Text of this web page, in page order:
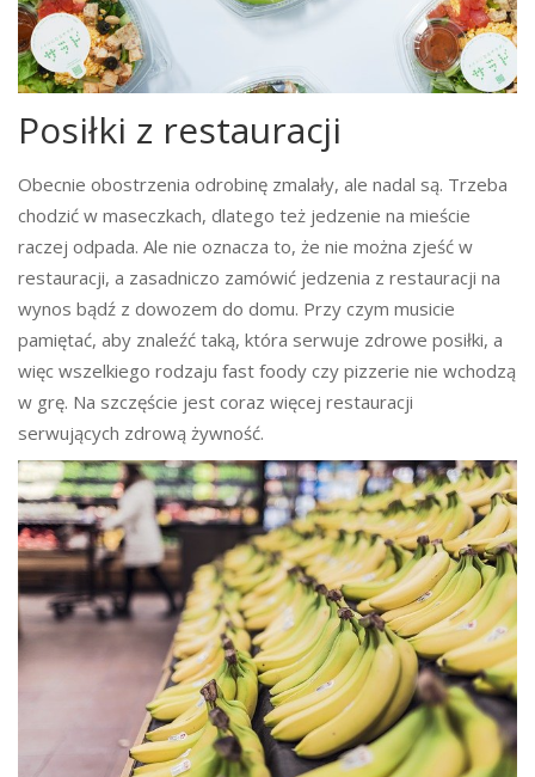
Posiłki z restauracji
Obecnie obostrzenia odrobinę zmalały, ale nadal są. Trzeba
chodzić w maseczkach, dlatego też jedzenie na mieście
raczej odpada. Ale nie oznacza to, że nie można zjeść w
restauracji, a zasadniczo zamówić jedzenia z restauracji na
wynos bądź z dowozem do domu. Przy czym musicie
pamiętać, aby znaleźć taką, która serwuje zdrowe posiłki, a
więc wszelkiego rodzaju fast foody czy pizzerie nie wchodzą
w grę. Na szczęście jest coraz więcej restauracji
serwujących zdrową żywność.